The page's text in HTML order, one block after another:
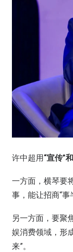
许中超用 “宣传”
一方面，横琴要
事，能让招商“事
另一方面，要聚
娱消费领域，形
来”。